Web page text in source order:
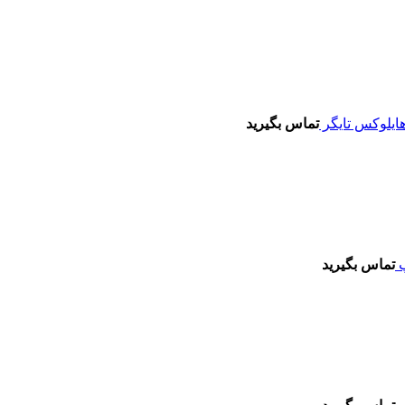
تماس بگیرید
تماس بگیرید